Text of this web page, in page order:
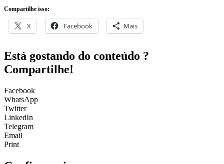
X
Está gostando do conteúdo ?
Compartilhe!
Facebook
Twitter
LinkedIn
Telegram
Email
Print
Confira mais ...